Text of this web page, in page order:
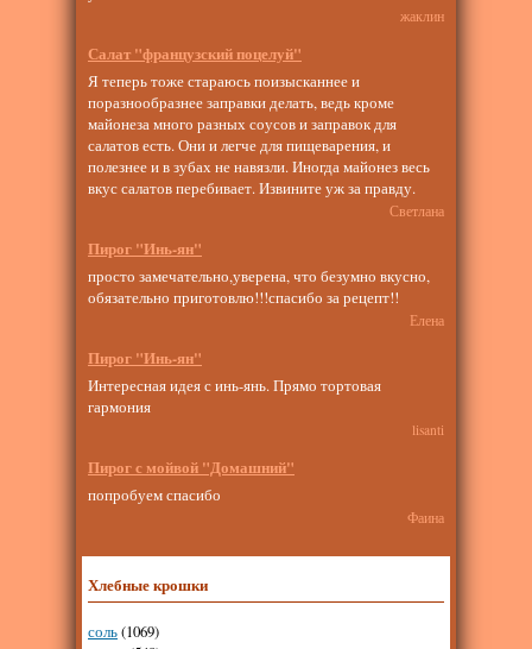
жаклин
Салат "французский поцелуй"
Я теперь тоже стараюсь поизысканнее и
поразнообразнее заправки делать, ведь кроме
майонеза много разных соусов и заправок для
салатов есть. Они и легче для пищеварения, и
полезнее и в зубах не навязли. Иногда майонез весь
вкус салатов перебивает. Извините уж за правду.
Светлана
Пирог "Инь-ян"
просто замечательно,уверена, что безумно вкусно,
обязательно приготовлю!!!спасибо за рецепт!!
Елена
Пирог "Инь-ян"
Интересная идея с инь-янь. Прямо тортовая
гармония
lisanti
Пирог с мойвой "Домашний"
попробуем спасибо
Фаина
Хлебные крошки
соль(1069)